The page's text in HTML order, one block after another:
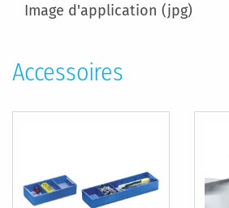
Image d'application (jpg)
Accessoires